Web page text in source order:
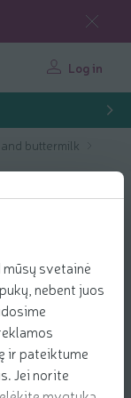
svetainė
nebent juos
ir pateiktume
Jei norite
Log in
buttermilk